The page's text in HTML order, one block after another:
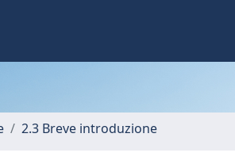
2.3 Breve introduzione